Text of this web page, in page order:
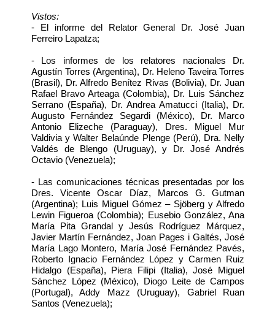
Vistos:
- El informe del Relator General Dr. José Juan
Ferreiro Lapatza;
- Los informes de los relatores nacionales Dr.
Agustín Torres (Argentina), Dr. Heleno Taveira Torres
(Brasil), Dr. Alfredo Benítez Rivas (Bolivia), Dr. Juan
Rafael Bravo Arteaga (Colombia), Dr. Luis Sánchez
Serrano (España), Dr. Andrea Amatucci (Italia), Dr.
Augusto Fernández Segardi (México), Dr. Marco
Antonio Elizeche (Paraguay), Dres. Miguel Mur
Valdivia y Walter Belaúnde Plenge (Perú), Dra. Nelly
Valdés de Blengo (Uruguay), y Dr. José Andrés
Octavio (Venezuela);
- Las comunicaciones técnicas presentadas por los
Dres. Vicente Oscar Díaz, Marcos G. Gutman
(Argentina); Luis Miguel Gómez – Sjöberg y Alfredo
Lewin Figueroa (Colombia); Eusebio González, Ana
María Pita Grandal y Jesús Rodríguez Márquez,
Javier Martín Fernández, Joan Pages i Galtés, José
María Lago Montero, María José Fernández Pavés,
Roberto Ignacio Fernández López y Carmen Ruiz
Hidalgo (España), Piera Filipi (Italia), José Miguel
Sánchez López (México), Diogo Leite de Campos
(Portugal), Addy Mazz (Uruguay), Gabriel Ruan
Santos (Venezuela);